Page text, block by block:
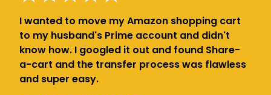
I wanted to move my Amazon shopping cart
to my husband's Prime account and didn't
know how. I googled it out and found Share-
a-cart and the transfer process was flawless
and super easy.